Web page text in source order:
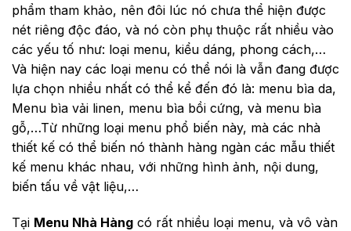
phẩm tham khảo, nên đôi lúc nó chưa thể hiện được
nét riêng độc đáo, và nó còn phụ thuộc rất nhiều vào
các yếu tố như: loại menu, kiểu dáng, phong cách,…
Và hiện nay các loại menu có thể nói là vẫn đang được
lựa chọn nhiều nhất có thể kể đến đó là: menu bìa da,
Menu bìa vải linen, menu bìa bồi cứng, và menu bìa
gỗ,…Từ những loại menu phổ biến này, mà các nhà
thiết kế có thể biến nó thành hàng ngàn các mẫu thiết
kế menu khác nhau, với những hình ảnh, nội dung,
biến tấu về vật liệu,…
Tại Menu Nhà Hàng có rất nhiều loại menu, và vô vàn